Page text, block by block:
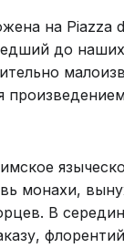
на Piazza
до
монахи,
В